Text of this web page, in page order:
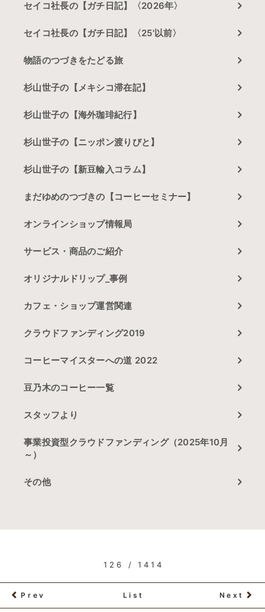
セイコ社長の【ガチ日記】〈2026年〉
セイコ社長の【ガチ日記】〈25'以前〉
物語のつづきをたどる旅
杉山世子の【メキシコ滞在記】
杉山世子の【海外珈琲紀行】
杉山世子の【ニッポン渡りびと】
杉山世子の【新豆輸入コラム】
まだゆめのつづきの【コーヒーセミナー】
オンラインショップ情報局
サービス・商品のご紹介
オリジナルドリップ_事例
カフェ・ショップ運営関連
クラウドファンディング2019
コーヒーマイスターへの道 2022
豆乃木のコーヒー一覧
スタッフより
事業投資型クラウドファンディング（2025年10月
～）
その他
126 / 1414
Prev List Next